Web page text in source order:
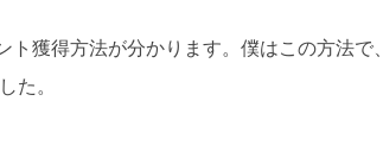
獲得方法が分かります。僕はこの方法で、
た。